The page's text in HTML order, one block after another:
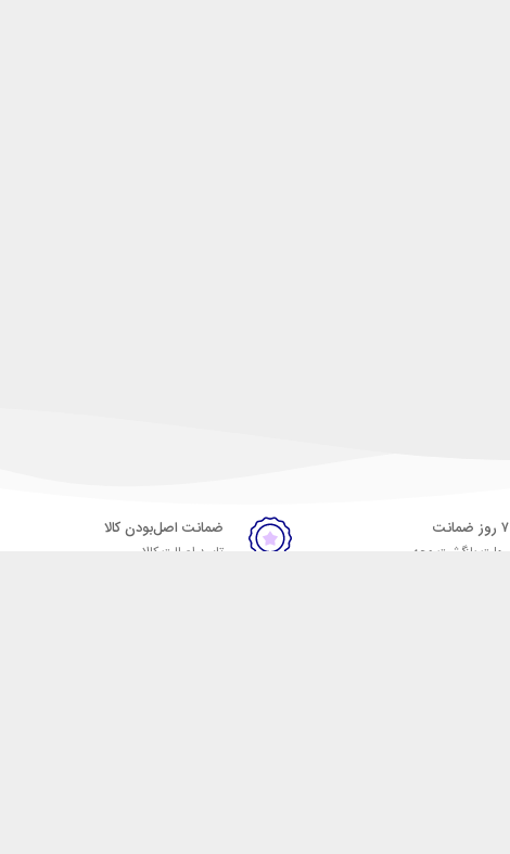
۷ روز ضمانت
مهلت بازگشت وجه
ضمانت اصل‌بودن کالا
تایید اصالت کالا